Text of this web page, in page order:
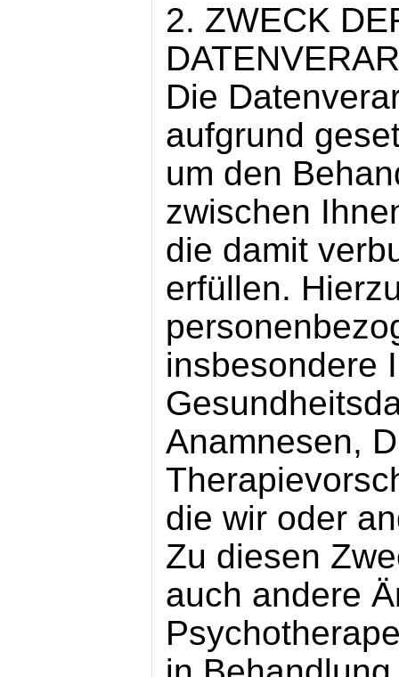
2. ZWECK
Die
aufgrund
um den
zwischen
die damit
erfüllen.
insbesondere
Anamnesen,
die wir oder
Zu diesen
auch andere